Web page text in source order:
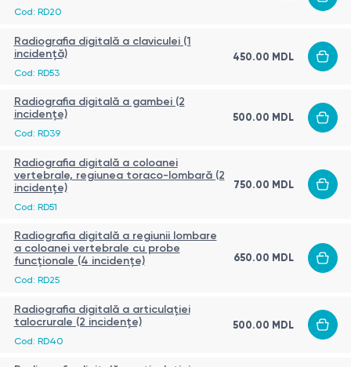
Cod: RD20
Radiografia digitală a claviculei (1
incidență)
Cod: RD53
450.00 MDL
Radiografia digitală a gambei (2
incidențe)
Cod: RD39
500.00 MDL
Radiografia digitală a coloanei
vertebrale, regiunea toraco-lombară (2
incidențe)
Cod: RD51
750.00 MDL
Radiografia digitală a regiunii lombare
a coloanei vertebrale cu probe
funcționale (4 incidențe)
Cod: RD25
650.00 MDL
Radiografia digitală a articulației
talocrurale (2 incidențe)
Cod: RD40
500.00 MDL